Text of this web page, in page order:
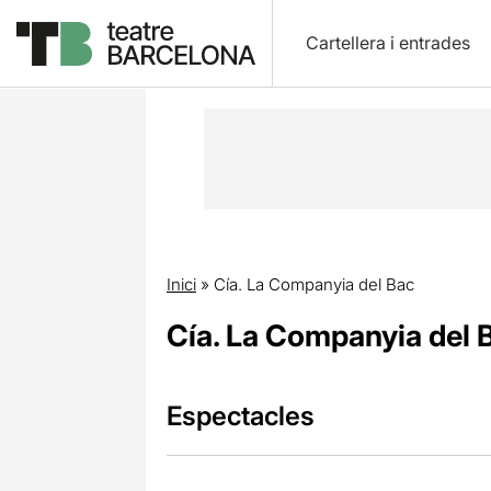
Cartellera i entrades
Inici» Cía. La Companyia del Bac
Cía. La Companyia del
Espectacles